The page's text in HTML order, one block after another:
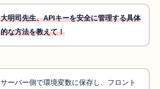
大明司先生、APIキーを安全に管理する具体
的な方法を教えて！
サーバー側で環境変数に保存し、フロント